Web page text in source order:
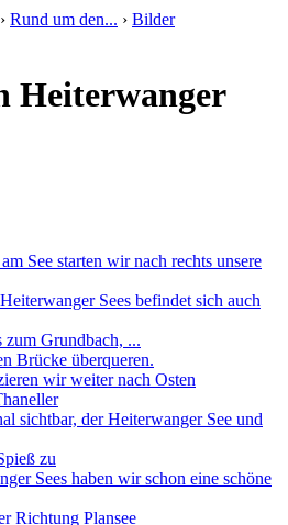
› Rund um den... › Bilder
Heiterwanger